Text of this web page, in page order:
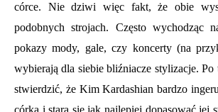
córce. Nie dziwi więc fakt, że obie
podobnych strojach. Często wychodząc
pokazy mody, gale, czy koncerty (na
wybierają dla siebie bliźniacze stylizacje. Po
stwierdzić, że Kim Kardashian bardzo
córka i stara się jak najlepiej dopasować jej